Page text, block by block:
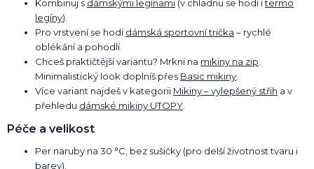
Kombinuj s dámskými legínami (v chladnu se hodí itermo
legíny).
Pro vrstvení se hodídámská sportovní trička – rychlé
oblékání a pohodlí.
Chceš praktičtější variantu? Mrkni na mikiny na zip
Minimalistický look doplníš přes Basic mikiny
Více variant najdeš v kategorii Mikiny – vylepšený střih a v
přehledu dámské mikiny UTOPY
Péče a velikost
Per naruby na 30 °C, bez sušičky (pro delší životnost tvaru i
barev).